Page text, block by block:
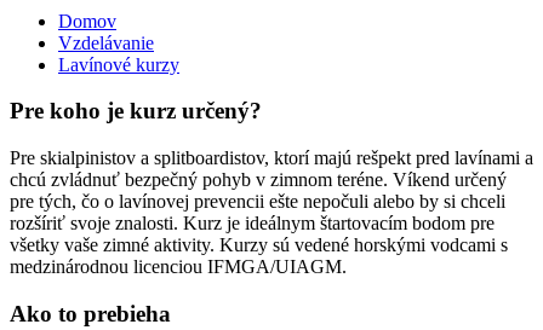
Nachádzate sa tu
Domov
Vzdelávanie
Lavínové kurzy
Pre koho je kurz určený?
Pre skialpinistov a splitboardistov, ktorí majú rešpekt pred lavínami a
chcú zvládnuť bezpečný pohyb v zimnom teréne. Víkend určený
pre tých, čo o lavínovej prevencii ešte nepočuli alebo by si chceli
rozšíriť svoje znalosti. Kurz je ideálnym štartovacím bodom pre
všetky vaše zimné aktivity. Kurzy sú vedené horskými vodcami s
medzinárodnou licenciou IFMGA/UIAGM.
Ako to prebieha